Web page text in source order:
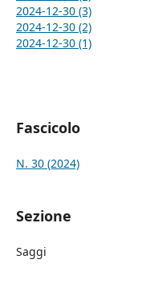
2024-12-30 (3)
2024-12-30 (2)
2024-12-30 (1)
Fascicolo
N. 30 (2024)
Sezione
Saggi